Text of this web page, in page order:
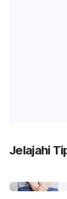
Jelajahi